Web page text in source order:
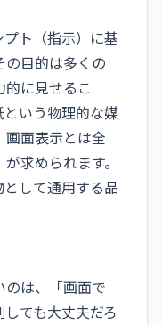
ト（指示）に基
の目的は多くの
に見せるこ
いう物理的な媒
画面表示とは全
求められます。
して通用する品
は、「画面で
ても大丈夫だろ